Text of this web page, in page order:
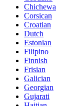
Chichewa
Corsican
Croatian
Dutch
Estonian
Filipino
Finnish
Frisian
Galician
Georgian
Gujarati